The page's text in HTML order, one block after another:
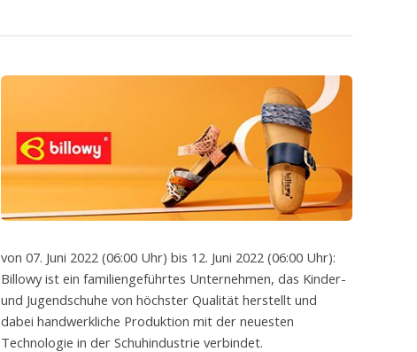
von 07. Juni 2022 (06:00 Uhr) bis 12. Juni 2022 (06:00 Uhr):
Billowy ist ein familiengeführtes Unternehmen, das Kinder-
und Jugendschuhe von höchster Qualität herstellt und
dabei handwerkliche Produktion mit der neuesten
Technologie in der Schuhindustrie verbindet.